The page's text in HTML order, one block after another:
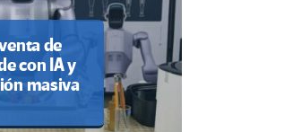
de
con IA y
masiva